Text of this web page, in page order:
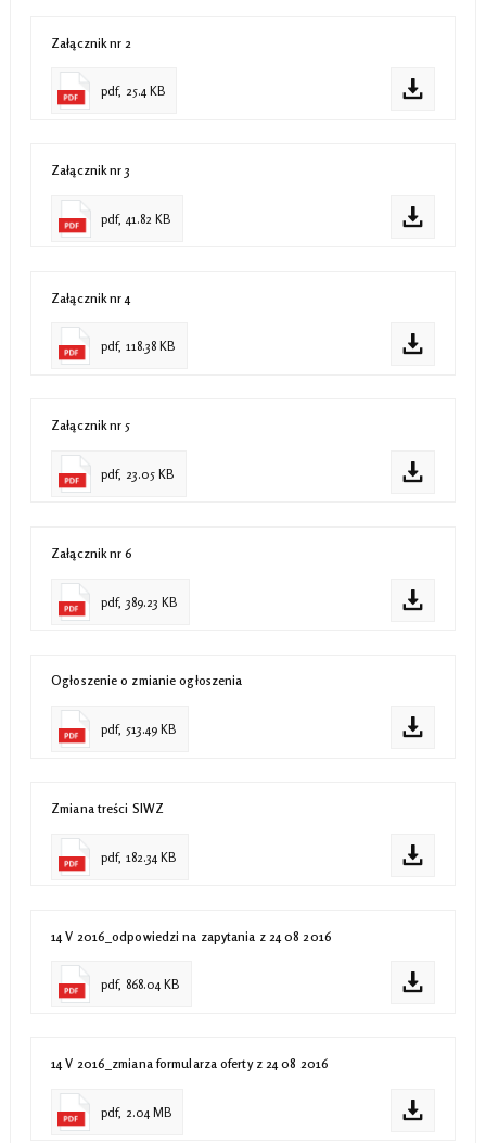
Załącznik nr 2
pdf, 25.4 KB
Załącznik nr 3
pdf, 41.82 KB
Załącznik nr 4
pdf, 118.38 KB
Załącznik nr 5
pdf, 23.05 KB
Załącznik nr 6
pdf, 389.23 KB
Ogłoszenie o zmianie ogłoszenia
pdf, 513.49 KB
Zmiana treści SIWZ
pdf, 182.34 KB
14 V 2016_odpowiedzi na zapytania z 24 08 2016
pdf, 868.04 KB
14 V 2016_zmiana formularza oferty z 24 08 2016
pdf, 2.04 MB